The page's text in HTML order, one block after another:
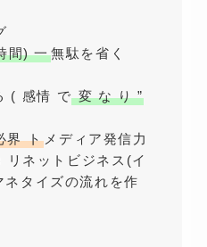
間) 一無駄を省く
( 感情 で変 な り ”
界 ト メディア発信力
リネットビジネス(イ
ネタイズの流れを作